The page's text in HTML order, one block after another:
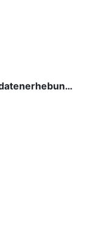
processstep_ax_li_processstep_mitdatenerhebung_description